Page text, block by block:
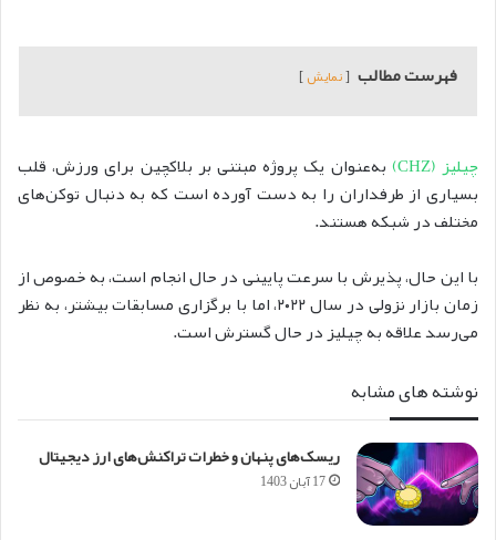
فهرست مطالب نمایش
چیلیز (CHZ)
به‌عنوان یک پروژه مبتنی بر بلاکچین برای ورزش، قلب
بسیاری از طرفداران را به دست آورده است که به دنبال توکن‌های
مختلف در شبکه هستند.
با این حال، پذیرش با سرعت پایینی در حال انجام است، به خصوص از
زمان بازار نزولی در سال ۲۰۲۲، اما با برگزاری مسابقات بیشتر، به نظر
می‌رسد علاقه به چیلیز در حال گسترش است.
نوشته های مشابه
ریسک‌های پنهان و خطرات تراکنش‌های ارز دیجیتال
17 آبان 1403